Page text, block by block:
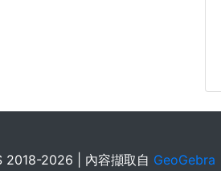
2026 | 內容擷取自 GeoGebra